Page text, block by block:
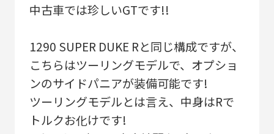
中古車では珍しいGTです!!
1290 SUPER DUKE Rと同じ構成ですが、
こちらはツーリングモデルで、オプショ
ンのサイドパニアが装備可能です!
ツーリングモデルとは言え、中身はRで
トルクお化けです!